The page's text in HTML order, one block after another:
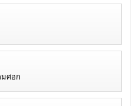
มศอก